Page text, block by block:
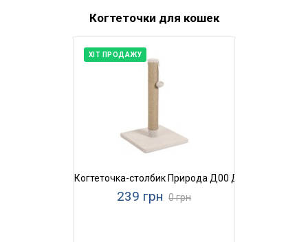
Когтеточки для кошек
ХІТ ПРОДАЖУ
Когтеточка-столбик Природа Д00 Джут
239 грн 0 грн